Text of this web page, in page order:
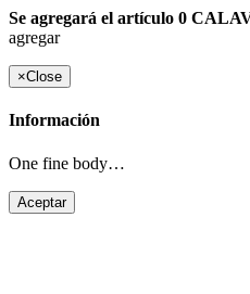
Se agregará el artículo 0
agregar
×Close
Información
One fine body…
Aceptar